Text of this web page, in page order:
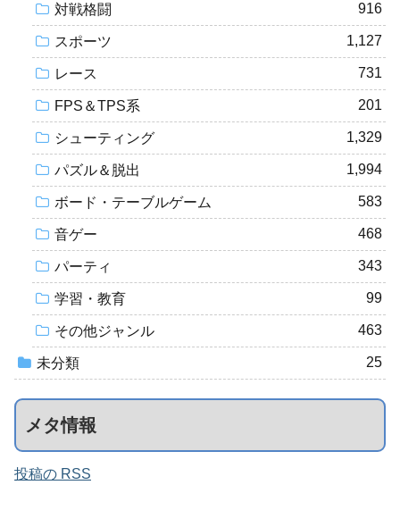
対戦格闘 916
スポーツ 1,127
レース 731
FPS＆TPS系 201
シューティング 1,329
パズル＆脱出 1,994
ボード・テーブルゲーム 583
音ゲー 468
パーティ 343
学習・教育 99
その他ジャンル 463
未分類 25
メタ情報
投稿の RSS